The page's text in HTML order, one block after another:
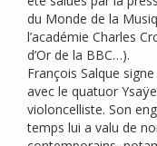
du Monde de la
l’académie Charles
d’Or de la BBC…).
François Salque
avec le quatuor
violoncelliste. Son
temps lui a valu de